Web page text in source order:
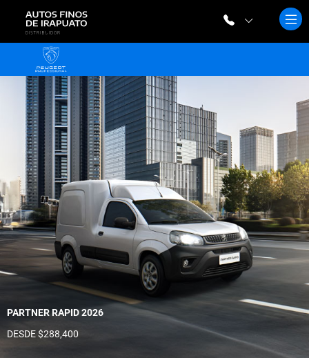
PARTNER RAPID 2026
DESDE $288,400